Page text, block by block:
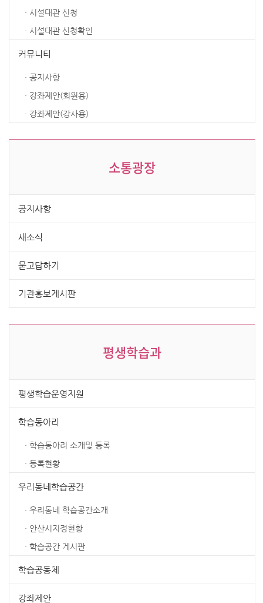
· 시설대관 신청
· 시설대관 신청확인
커뮤니티
· 공지사항
· 강좌제안(회원용)
· 강좌제안(강사용)
소통광장
공지사항
새소식
묻고답하기
기관홍보게시판
평생학습과
평생학습운영지원
학습동아리
· 학습동아리 소개및 등록
· 등록현황
우리동네학습공간
· 우리동네 학습공간소개
· 안산시지정현황
· 학습공간 게시판
학습공동체
강좌제안